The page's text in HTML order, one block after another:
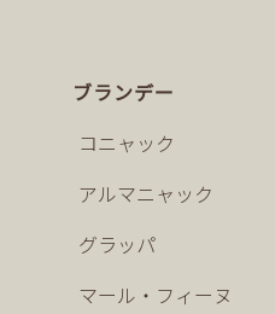
ブランデー
コニャック
アルマニャック
グラッパ
マール・フィーヌ